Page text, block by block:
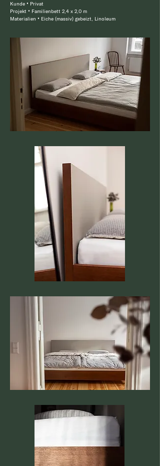
Kunde • Privat
Projekt • Familienbett 2,4 x 2,0 m
Materialien • Eiche (massiv) gebeizt, Linoleum